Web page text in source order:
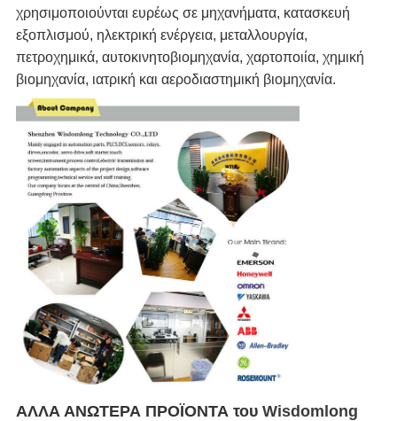
χρησιμοποιούνται ευρέως σε μηχανήματα, κατασκευή
εξοπλισμού, ηλεκτρική ενέργεια, μεταλλουργία,
πετροχημικά, αυτοκινητοβιομηχανία, χαρτοποιία, χημική
βιομηχανία, ιατρική και αεροδιαστημική βιομηχανία.
ΑΛΛΑ ΑΝΩΤΕΡΑ ΠΡΟΪΟΝΤΑ του Wisdomlong